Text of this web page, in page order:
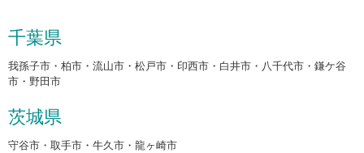
千葉県
我孫子市・柏市・流山市・松戸市・印西市・白井市・八千代市・鎌ケ谷
市・野田市
茨城県
守谷市・取手市・牛久市・龍ヶ崎市